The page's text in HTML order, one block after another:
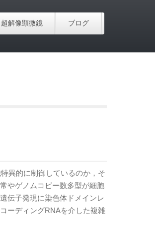
超解像顕微鏡 ブログ
異的に制御しているのか，そ
やゲノムコピー数多型が細胞
伝子発現に染色体ドメインレ
ーディングRNAを介した複雑